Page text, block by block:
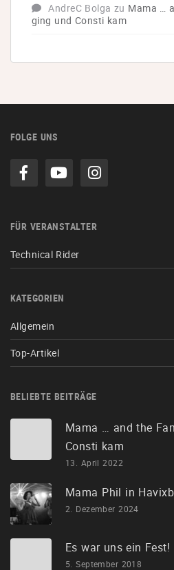
AndreC Bolga zu Mama …
ging und Consti kam
FOLGE UNS
FÜR VERANSTALTER
Technical Rider
KATEGORIEN
Allgemein
Top-Artikel
BELIEBTE BEITRÄGE
Mama … and the
Consti kam
13. April 2022
Mama Phil in
2. Dezember 2024
Es war uns ein Fest!
5. September 2018